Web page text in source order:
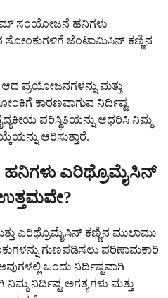
ಸಂಯೋಜನೆ ಹನಿಗಳು
ಸೋಂಕುಗಳಿಗೆ ಜೆಂಟಾಮಿಸಿನ್ ಕಣ್ಣಿನ
ಪ್ರಯೋಜನಗಳನ್ನು ಮತ್ತು
ಕಾರಣವಾಗುವ ನಿರ್ದಿಷ್ಟ
ಪರಿಸ್ಥಿತಿಯನ್ನು ಆಧರಿಸಿ ನಿಮ್ಮ
ಆರಿಸುತ್ತಾರೆ.
ಹನಿಗಳು ಎರಿಥ್ರೊಮೈಸಿನ್
ಎರಿಥ್ರೊಮೈಸಿನ್ ಕಣ್ಣಿನ ಮುಲಾಮು
ಗುಣಪಡಿಸಲು ಪರಿಣಾಮಕಾರಿ
ಒಂದು ನಿರ್ದಿಷ್ಟವಾಗಿ
ನಿರ್ದಿಷ್ಟ ಅಗತ್ಯಗಳು ಮತ್ತು